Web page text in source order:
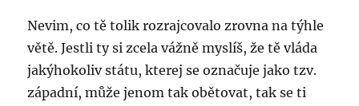
Nevim, co tě tolik rozrajcovalo zrovna na týhle
větě. Jestli ty si zcela vážně myslíš, že tě vláda
jakýhokoliv státu, kterej se označuje jako tzv.
západní, může jenom tak obětovat, tak se ti